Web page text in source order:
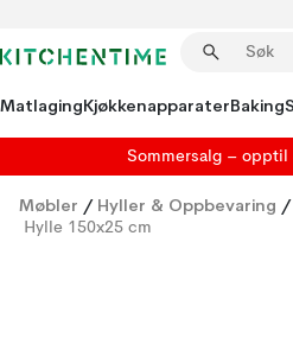
MatlagingKjøkkenapparaterBaking
Sommersalg – opptil
Møbler / Hyller & Oppbevaring /
Hylle 150x25 cm